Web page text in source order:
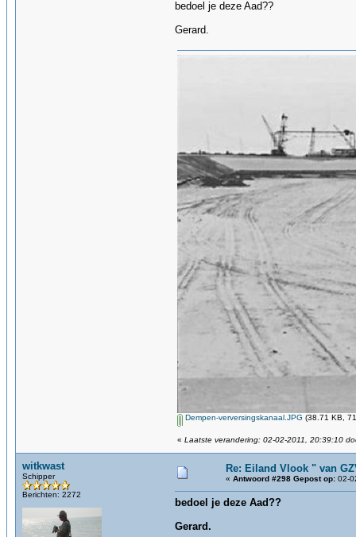
bedoel je deze Aad??
Gerard.
Dempen-verversingskanaal.JPG (38.71 KB,
« Laatste verandering: 02-02-2011, 20:39:10
witkwast
Schipper
Berichten: 2272
Re: Eiland Vlook " van
« Antwoord #298 Gepost op: 02-
bedoel je deze Aad??
Gerard.